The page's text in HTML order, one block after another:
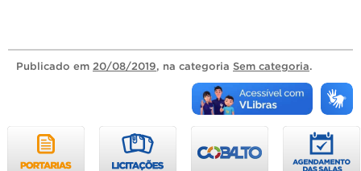
Publicado em 20/08/2019, na categoria Sem categoria.